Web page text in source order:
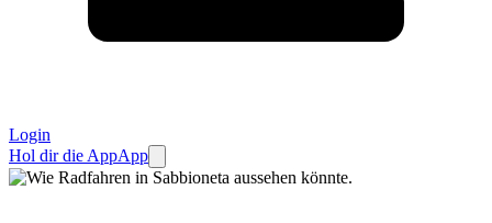
Login
Hol dir die AppApp